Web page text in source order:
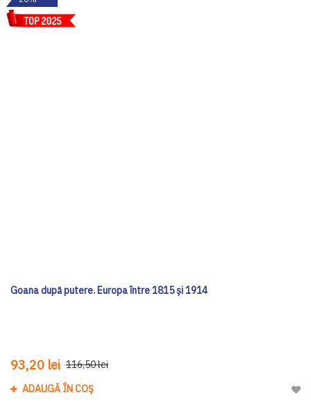
Goana după putere. Europa între 1815 și 1914
93,20 lei 116,50 lei
ADAUGĂ ÎN COȘ